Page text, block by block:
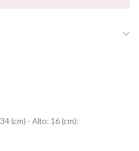
(cm) - Alto: 16 (cm);